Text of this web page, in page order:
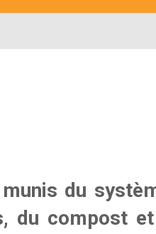
du
du compost